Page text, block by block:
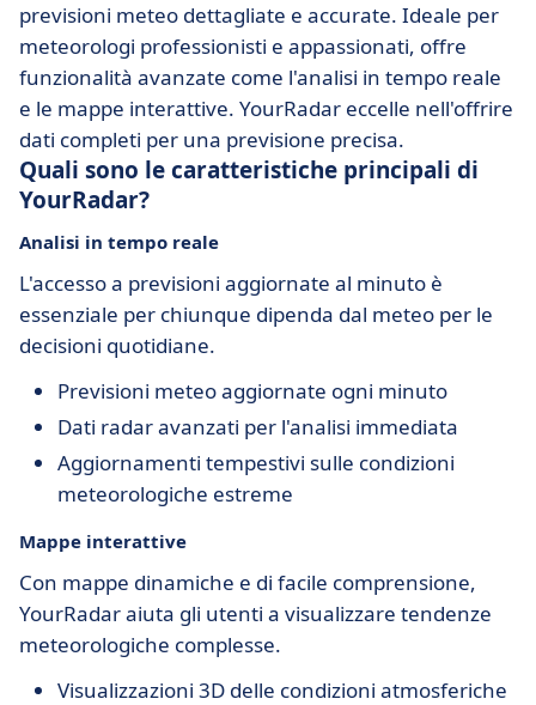
previsioni meteo dettagliate e accurate. Ideale per
meteorologi professionisti e appassionati, offre
funzionalità avanzate come l'analisi in tempo reale
e le mappe interattive. YourRadar eccelle nell'offrire
dati completi per una previsione precisa.
Quali sono le caratteristiche principali di
YourRadar?
Analisi in tempo reale
L'accesso a previsioni aggiornate al minuto è
essenziale per chiunque dipenda dal meteo per le
decisioni quotidiane.
Previsioni meteo aggiornate ogni minuto
Dati radar avanzati per l'analisi immediata
Aggiornamenti tempestivi sulle condizioni
meteorologiche estreme
Mappe interattive
Con mappe dinamiche e di facile comprensione,
YourRadar aiuta gli utenti a visualizzare tendenze
meteorologiche complesse.
Visualizzazioni 3D delle condizioni atmosferiche